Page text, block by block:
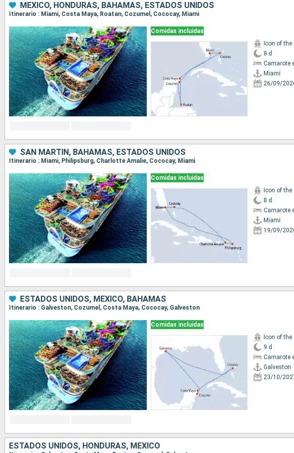
MÉXICO, HONDURAS, BAHAMAS, ESTADOS UNIDOS
Itinerario : Miami, Costa Maya, Roatan, Cozumel, Cococay, Miami
Comidas incluidas
Icon of the
8 d
Camarote
Miami
26/09/
SAN MARTÍN, BAHAMAS, ESTADOS UNIDOS
Itinerario : Miami, Philipsburg, Charlotte Amalie, Cococay, Miami
Comidas incluidas
Icon of the
8 d
Camarote
Miami
19/09/
ESTADOS UNIDOS, MÉXICO, BAHAMAS
Itinerario : Galveston, Cozumel, Costa Maya, Cococay, Galveston
Comidas incluidas
Icon of the
9 d
Camarote
Galveston
23/10/
ESTADOS UNIDOS, HONDURAS, MÉXICO